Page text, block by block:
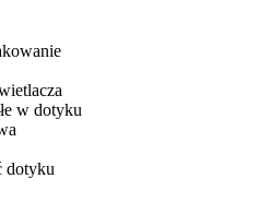
w dotyku
dotyku